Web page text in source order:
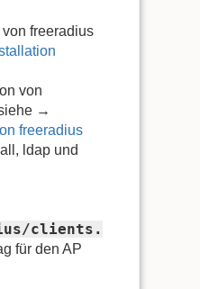
von freeradius
von
→
freeradius
ldap und
clients.
für den AP